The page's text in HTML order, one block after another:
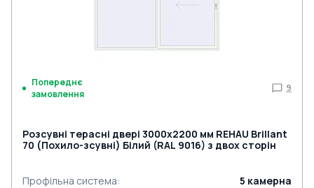
Попереднє
замовлення
9
Розсувні терасні двері 3000x2200 мм REHAU Brillant
70 (Похило-зсувні) Білий (RAL 9016) з двох сторін
Профільна система: 5 камерна